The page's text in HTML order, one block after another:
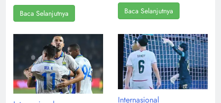
Baca Selanjutnya Baca Selanjutnya
Internasional